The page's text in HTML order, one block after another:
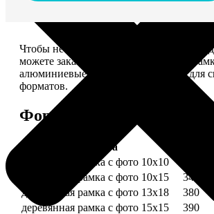
Чтобы не тратить время на поиск
можете заказать печать фото сразу с
алюминиевые и деревянные рамки для
форматов.
Форматы и цены
Услуга
деревянная рамка с фото 10х10
деревянная рамка с фото 10х15
340
деревянная рамка с фото 13х18
380
деревянная рамка с фото 15х15
390